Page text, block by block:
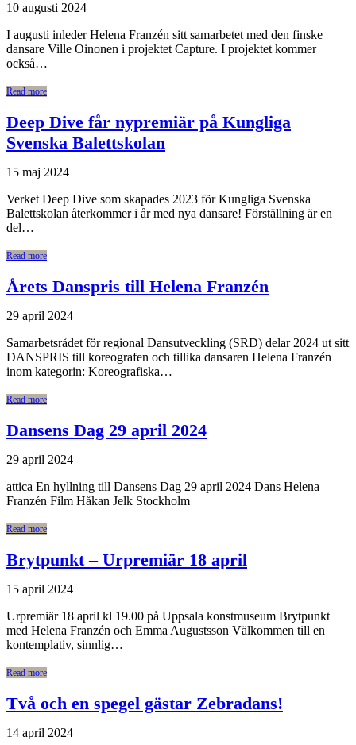
10 augusti 2024
I augusti inleder Helena Franzén sitt samarbetet med den finske
dansare Ville Oinonen i projektet Capture. I projektet kommer
också…
Read more
Deep Dive får nypremiär på Kungliga
Svenska Balettskolan
15 maj 2024
Verket Deep Dive som skapades 2023 för Kungliga Svenska
Balettskolan återkommer i år med nya dansare! Förställning är en
del…
Read more
Årets Danspris till Helena Franzén
29 april 2024
Samarbetsrådet för regional Dansutveckling (SRD) delar 2024 ut sitt
DANSPRIS till koreografen och tillika dansaren Helena Franzén
inom kategorin: Koreografiska…
Read more
Dansens Dag 29 april 2024
29 april 2024
attica En hyllning till Dansens Dag 29 april 2024 Dans Helena
Franzén Film Håkan Jelk Stockholm
Read more
Brytpunkt – Urpremiär 18 april
15 april 2024
Urpremiär 18 april kl 19.00 på Uppsala konstmuseum Brytpunkt
med Helena Franzén och Emma Augustsson Välkommen till en
kontemplativ, sinnlig…
Read more
Två och en spegel gästar Zebradans!
14 april 2024